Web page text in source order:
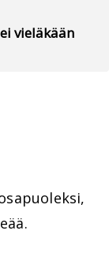
vieläkään